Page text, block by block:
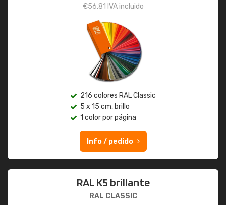
€56,81 IVA incluido
216 colores RAL Classic
5 x 15 cm, brillo
1 color por página
Info / pedido
RAL K5 brillante
RAL CLASSIC